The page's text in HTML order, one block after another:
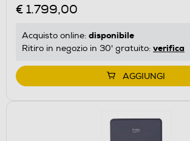
€ 1.799,00
Acquisto online: disponibile
Ritiro in negozio in 30' gratuito: verifica
AGGIUNGI